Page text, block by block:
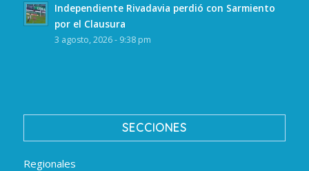
Independiente Rivadavia perdió con Sarmiento
por el Clausura
3 agosto, 2026 - 9:38 pm
SECCIONES
Regionales